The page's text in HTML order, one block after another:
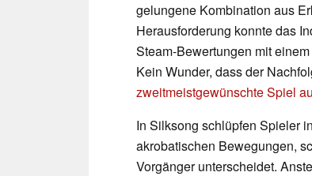
gelungene Kombination aus
Herausforderung konnte das
Steam-Bewertungen mit
Kein Wunder, dass der
zweitmeistgewünschte Spiel
In Silksong schlüpfen Spieler
akrobatischen Bewegungen,
Vorgänger unterscheidet.